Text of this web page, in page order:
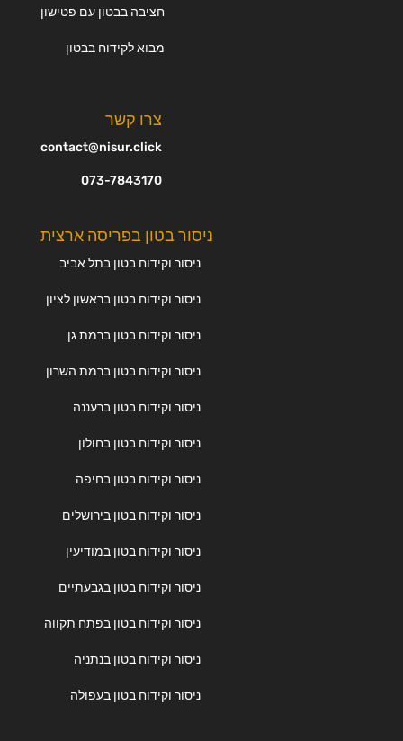
חציבה בבטון עם פטישון
מבוא לקידוח בבטון
צרו קשר
contact@nisur.click
073-7843170
ניסור בטון בפריסה ארצית
ניסור וקידוח בטון בתל אביב
ניסור וקידוח בטון בראשון לציון
ניסור וקידוח בטון ברמת גן
ניסור וקידוח בטון ברמת השרון
ניסור וקידוח בטון ברעננה
ניסור וקידוח בטון בחולון
ניסור וקידוח בטון בחיפה
ניסור וקידוח בטון בירושלים
ניסור וקידוח בטון במודיעין
ניסור וקידוח בטון בגבעתיים
ניסור וקידוח בטון בפתח תקווה
ניסור וקידוח בטון בנתניה
ניסור וקידוח בטון בעפולה